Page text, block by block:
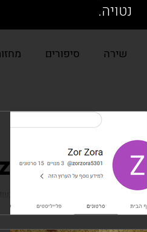
נטויה.
שירה סיפורים
Zora
watch?v=beLpxve3fj...